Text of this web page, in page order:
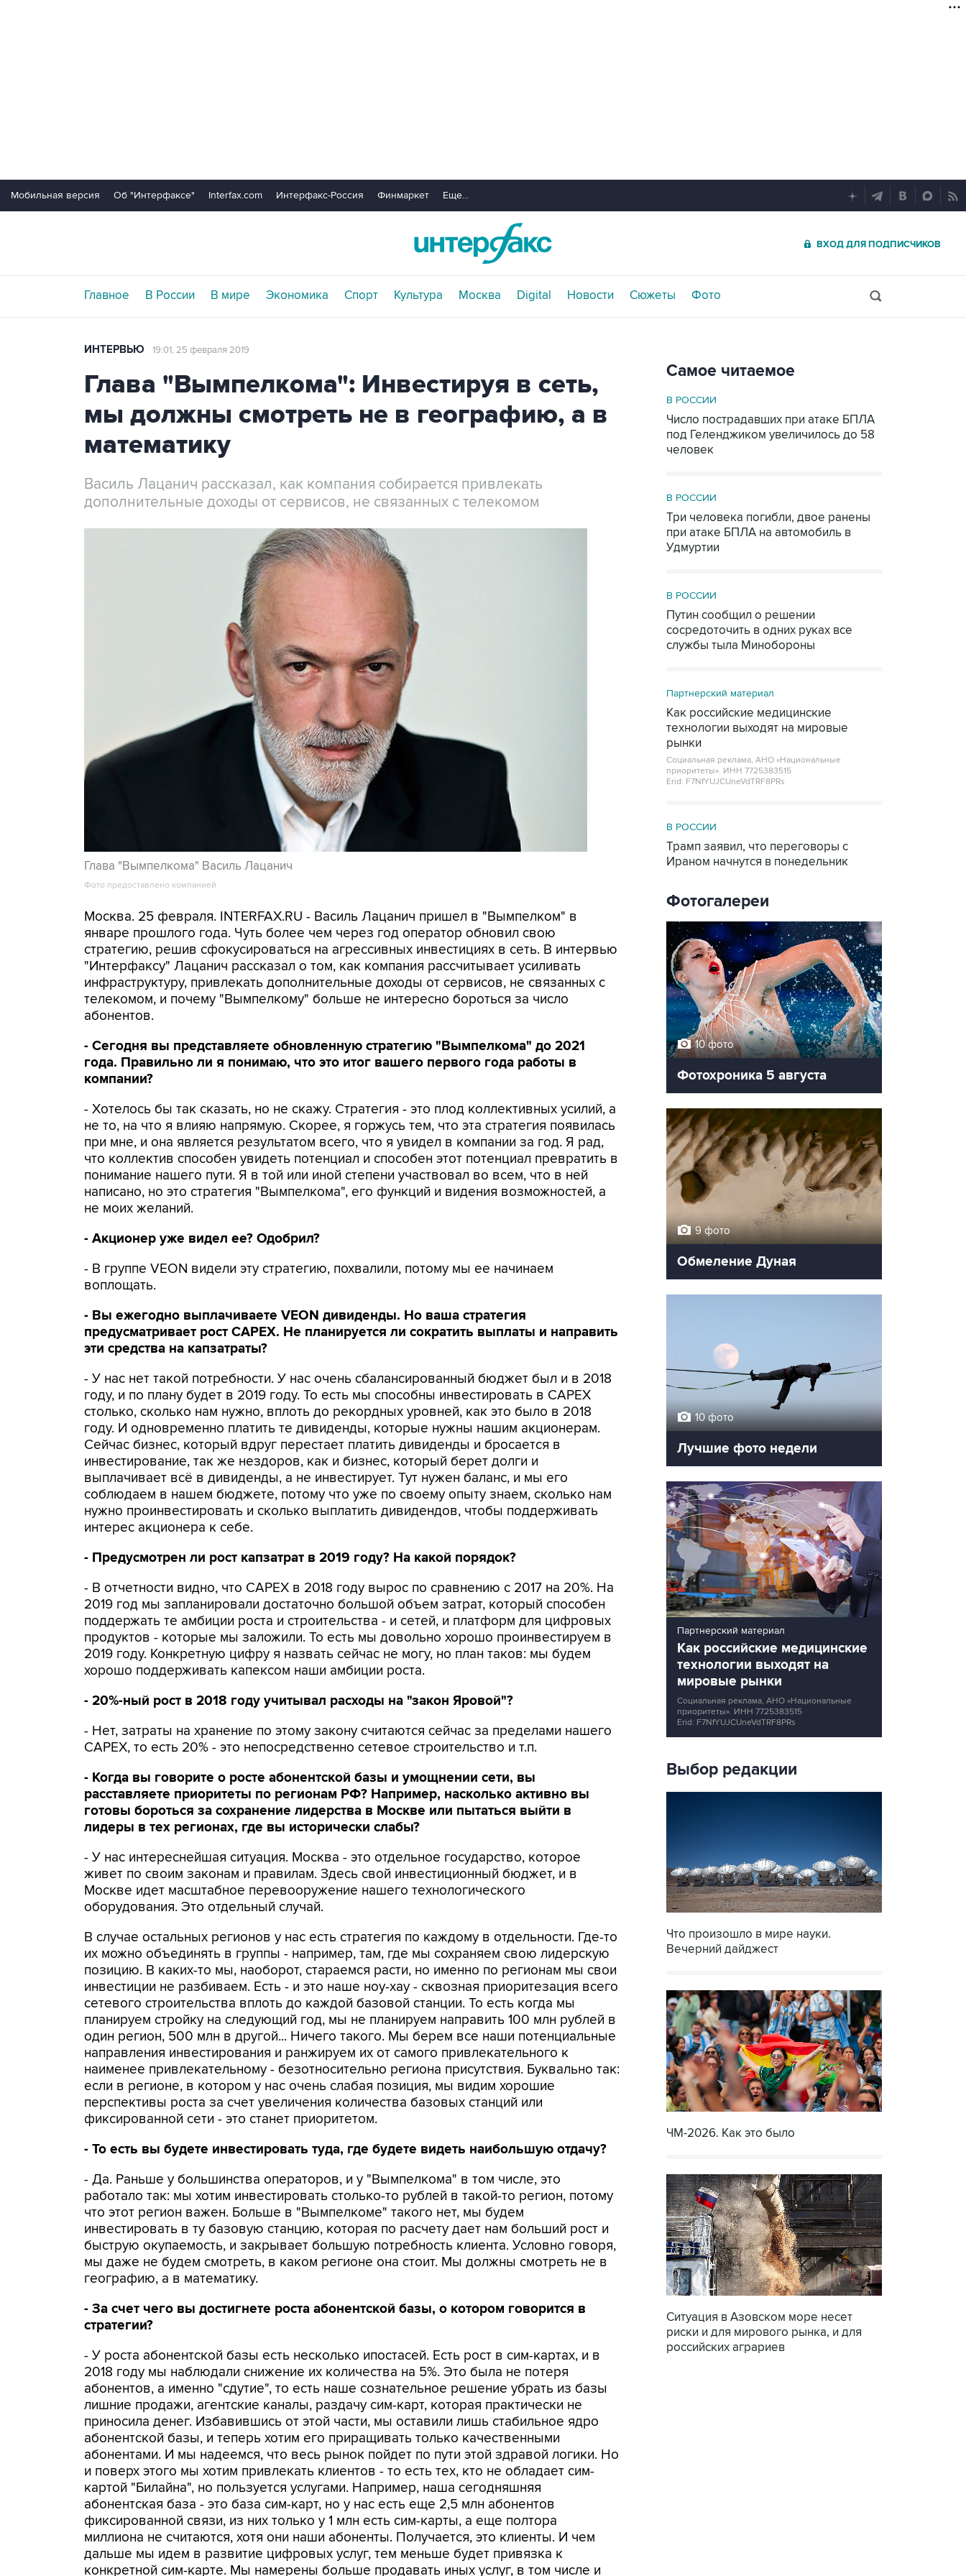
Мобильная версия Об "Интерфаксе" Interfax.com Интерфакс-Россия Финмаркет Еще...
ВХОД ДЛЯ ПОДПИСЧИКОВ
Главное В России В мире Экономика Спорт Культура Москва Digital Новости Сюжеты Фото
ИНТЕРВЬЮ 19:01, 25 февраля 2019
Глава "Вымпелкома": Инвестируя в сеть,
мы должны смотреть не в географию, а в
математику
Василь Лацанич рассказал, как компания собирается привлекать
дополнительные доходы от сервисов, не связанных с телекомом
Глава "Вымпелкома" Василь Лацанич
Фото предоставлено компанией
Москва. 25 февраля. INTERFAX.RU - Василь Лацанич пришел в "Вымпелком" в
январе прошлого года. Чуть более чем через год оператор обновил свою
стратегию, решив сфокусироваться на агрессивных инвестициях в сеть. В интервью
"Интерфаксу" Лацанич рассказал о том, как компания рассчитывает усиливать
инфраструктуру, привлекать дополнительные доходы от сервисов, не связанных с
телекомом, и почему "Вымпелкому" больше не интересно бороться за число
абонентов.
- Сегодня вы представляете обновленную стратегию "Вымпелкома" до 2021
года. Правильно ли я понимаю, что это итог вашего первого года работы в
компании?
- Хотелось бы так сказать, но не скажу. Стратегия - это плод коллективных усилий, а
не то, на что я влияю напрямую. Скорее, я горжусь тем, что эта стратегия появилась
при мне, и она является результатом всего, что я увидел в компании за год. Я рад,
что коллектив способен увидеть потенциал и способен этот потенциал превратить в
понимание нашего пути. Я в той или иной степени участвовал во всем, что в ней
написано, но это стратегия "Вымпелкома", его функций и видения возможностей, а
не моих желаний.
- Акционер уже видел ее? Одобрил?
- В группе VEON видели эту стратегию, похвалили, потому мы ее начинаем
воплощать.
- Вы ежегодно выплачиваете VEON дивиденды. Но ваша стратегия
предусматривает рост CAPEX. Не планируется ли сократить выплаты и направить
эти средства на капзатраты?
- У нас нет такой потребности. У нас очень сбалансированный бюджет был и в 2018
году, и по плану будет в 2019 году. То есть мы способны инвестировать в CAPEX
столько, сколько нам нужно, вплоть до рекордных уровней, как это было в 2018
году. И одновременно платить те дивиденды, которые нужны нашим акционерам.
Сейчас бизнес, который вдруг перестает платить дивиденды и бросается в
инвестирование, так же нездоров, как и бизнес, который берет долги и
выплачивает всё в дивиденды, а не инвестирует. Тут нужен баланс, и мы его
соблюдаем в нашем бюджете, потому что уже по своему опыту знаем, сколько нам
нужно проинвестировать и сколько выплатить дивидендов, чтобы поддерживать
интерес акционера к себе.
- Предусмотрен ли рост капзатрат в 2019 году? На какой порядок?
- В отчетности видно, что CAPEX в 2018 году вырос по сравнению с 2017 на 20%. На
2019 год мы запланировали достаточно большой объем затрат, который способен
поддержать те амбиции роста и строительства - и сетей, и платформ для цифровых
продуктов - которые мы заложили. То есть мы довольно хорошо проинвестируем в
2019 году. Конкретную цифру я назвать сейчас не могу, но план таков: мы будем
хорошо поддерживать капексом наши амбиции роста.
- 20%-ный рост в 2018 году учитывал расходы на "закон Яровой"?
- Нет, затраты на хранение по этому закону считаются сейчас за пределами нашего
CAPEX, то есть 20% - это непосредственно сетевое строительство и т.п.
- Когда вы говорите о росте абонентской базы и умощнении сети, вы
расставляете приоритеты по регионам РФ? Например, насколько активно вы
готовы бороться за сохранение лидерства в Москве или пытаться выйти в
лидеры в тех регионах, где вы исторически слабы?
- У нас интереснейшая ситуация. Москва - это отдельное государство, которое
живет по своим законам и правилам. Здесь свой инвестиционный бюджет, и в
Москве идет масштабное перевооружение нашего технологического
оборудования. Это отдельный случай.
В случае остальных регионов у нас есть стратегия по каждому в отдельности. Где-то
их можно объединять в группы - например, там, где мы сохраняем свою лидерскую
позицию. В каких-то мы, наоборот, стараемся расти, но именно по регионам мы свои
инвестиции не разбиваем. Есть - и это наше ноу-хау - сквозная приоритезация всего
сетевого строительства вплоть до каждой базовой станции. То есть когда мы
планируем стройку на следующий год, мы не планируем направить 100 млн рублей в
один регион, 500 млн в другой... Ничего такого. Мы берем все наши потенциальные
направления инвестирования и ранжируем их от самого привлекательного к
наименее привлекательному - безотносительно региона присутствия. Буквально так:
если в регионе, в котором у нас очень слабая позиция, мы видим хорошие
перспективы роста за счет увеличения количества базовых станций или
фиксированной сети - это станет приоритетом.
- То есть вы будете инвестировать туда, где будете видеть наибольшую отдачу?
- Да. Раньше у большинства операторов, и у "Вымпелкома" в том числе, это
работало так: мы хотим инвестировать столько-то рублей в такой-то регион, потому
что этот регион важен. Больше в "Вымпелкоме" такого нет, мы будем
инвестировать в ту базовую станцию, которая по расчету дает нам больший рост и
быструю окупаемость, и закрывает большую потребность клиента. Условно говоря,
мы даже не будем смотреть, в каком регионе она стоит. Мы должны смотреть не в
географию, а в математику.
- За счет чего вы достигнете роста абонентской базы, о котором говорится в
стратегии?
- У роста абонентской базы есть несколько ипостасей. Есть рост в сим-картах, и в
2018 году мы наблюдали снижение их количества на 5%. Это была не потеря
абонентов, а именно "сдутие", то есть наше сознательное решение убрать из базы
лишние продажи, агентские каналы, раздачу сим-карт, которая практически не
приносила денег. Избавившись от этой части, мы оставили лишь стабильное ядро
абонентской базы, и теперь хотим его приращивать только качественными
абонентами. И мы надеемся, что весь рынок пойдет по пути этой здравой логики. Но
и поверх этого мы хотим привлекать клиентов - то есть тех, кто не обладает сим-
картой "Билайна", но пользуется услугами. Например, наша сегодняшняя
абонентская база - это база сим-карт, но у нас есть еще 2,5 млн абонентов
фиксированной связи, из них только у 1 млн есть сим-карты, а еще полтора
миллиона не считаются, хотя они наши абоненты. Получается, это клиенты. И чем
дальше мы идем в развитие цифровых услуг, тем меньше будет привязка к
конкретной сим-карте. Мы намерены больше продавать иных услуг, в том числе и
Самое читаемое
В РОССИИ
Число пострадавших при атаке БПЛА
под Геленджиком увеличилось до 58
человек
В РОССИИ
Три человека погибли, двое ранены
при атаке БПЛА на автомобиль в
Удмуртии
В РОССИИ
Путин сообщил о решении
сосредоточить в одних руках все
службы тыла Минобороны
Партнерский материал
Как российские медицинские
технологии выходят на мировые
рынки
Социальная реклама, АНО «Национальные
приоритеты». ИНН 7725383515
Erid: F7NfYUJCUneVdTRF8PRs
В РОССИИ
Трамп заявил, что переговоры с
Ираном начнутся в понедельник
Фотогалереи
10 фото
Фотохроника 5 августа
9 фото
Обмеление Дуная
10 фото
Лучшие фото недели
Партнерский материал
Как российские медицинские
технологии выходят на
мировые рынки
Социальная реклама, АНО «Национальные
приоритеты». ИНН 7725383515
Erid: F7NfYUJCUneVdTRF8PRs
Выбор редакции
Что произошло в мире науки.
Вечерний дайджест
ЧМ-2026. Как это было
Ситуация в Азовском море несет
риски и для мирового рынка, и для
российских аграриев